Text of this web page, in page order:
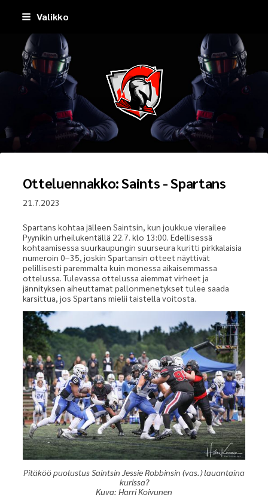
Siirry
sivun
sisältöön
Valikko
Pirkkala Spartans
Otteluennakko: Saints - Spartans
21.7.2023
Spartans kohtaa jälleen Saintsin, kun joukkue vierailee
Pyynikin urheilukentällä 22.7. klo 13:00. Edellisessä
kohtaamisessa suurkaupungin suurseura kuritti pirkkalaisia
numeroin 0–35, joskin Spartansin otteet näyttivät
pelillisesti paremmalta kuin monessa aikaisemmassa
ottelussa. Tulevassa ottelussa aiemmat virheet ja
jännityksen aiheuttamat pallonmenetykset tulee saada
karsittua, jos Spartans mielii taistella voitosta.
Pitäköö puolustus Saintsin Jessie Robbinsin (vas.) lauantaina
kurissa?
Kuva: Harri Koivunen